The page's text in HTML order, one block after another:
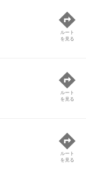
ルート
を見る
ルート
を見る
ルート
を見る